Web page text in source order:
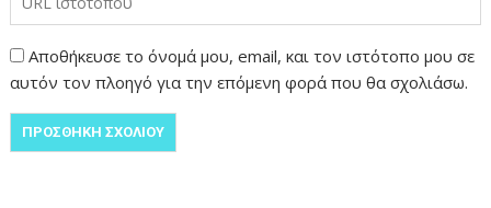
Αποθήκευσε το όνομά μου, email, και τον ιστότοπο μου σε
αυτόν τον πλοηγό για την επόμενη φορά που θα σχολιάσω.